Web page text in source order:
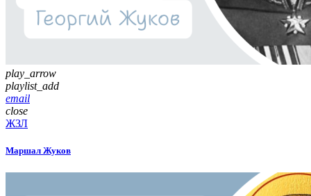
play_arrow
playlist_add
email
close
ЖЗЛ
Маршал Жуков